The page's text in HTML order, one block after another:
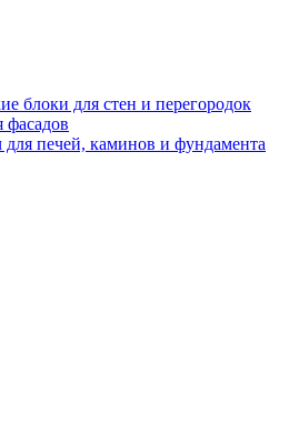
блоки для стен и перегородок
печей, каминов и фундамента